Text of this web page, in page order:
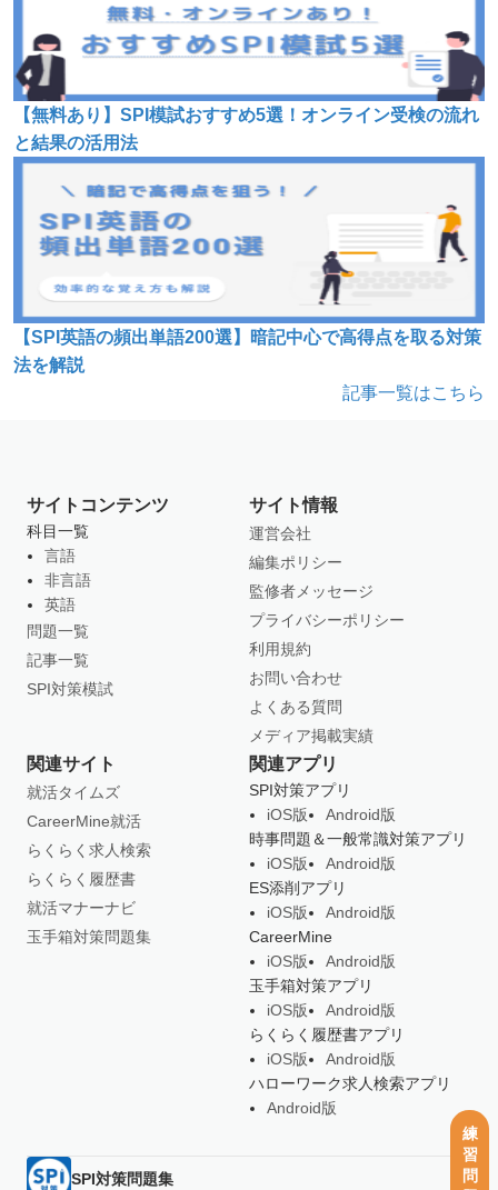
練
習
問
【無料あり】SPI模試おすすめ5選！オンライン受検の流れ
と結果の活用法
【SPI英語の頻出単語200選】暗記中心で高得点を取る対策
法を解説
記事一覧はこちら
サイトコンテンツ
科目一覧
言語
非言語
英語
問題一覧
記事一覧
SPI対策模試
サイト情報
運営会社
編集ポリシー
監修者メッセージ
プライバシーポリシー
利用規約
お問い合わせ
よくある質問
メディア掲載実績
関連サイト
就活タイムズ
CareerMine就活
らくらく求人検索
らくらく履歴書
就活マナーナビ
玉手箱対策問題集
関連アプリ
SPI対策アプリ
iOS版
Android版
時事問題＆一般常識対策アプリ
iOS版
Android版
ES添削アプリ
iOS版
Android版
CareerMine
iOS版
Android版
玉手箱対策アプリ
iOS版
Android版
らくらく履歴書アプリ
iOS版
Android版
ハローワーク求人検索アプリ
Android版
SPI対策問題集